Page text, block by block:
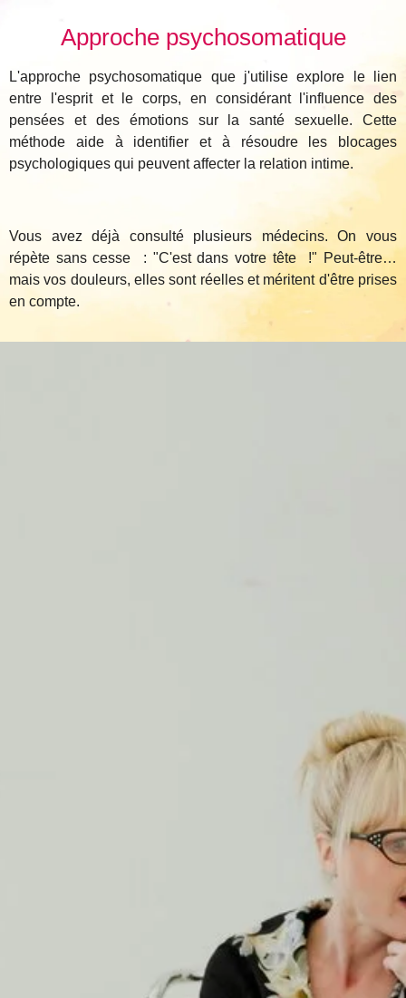
Approche psychosomatique
L'approche psychosomatique que j'utilise explore le lien
entre l'esprit et le corps, en considérant l'influence des
pensées et des émotions sur la santé sexuelle. Cette
méthode aide à identifier et à résoudre les blocages
psychologiques qui peuvent affecter la relation intime.
Vous avez déjà consulté plusieurs médecins. On vous
répète sans cesse : "C'est dans votre tête !" Peut-être…
mais vos douleurs, elles sont réelles et méritent d'être prises
en compte.